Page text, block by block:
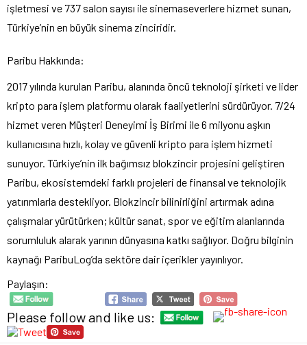
işletmesi ve 737 salon sayısı ile sinemaseverlere hizmet sunan,
Türkiye’nin en büyük sinema zinciridir.
Paribu Hakkında:
2017 yılında kurulan Paribu, alanında öncü teknoloji şirketi ve lider
kripto para işlem platformu olarak faaliyetlerini sürdürüyor. 7/24
hizmet veren Müşteri Deneyimi İş Birimi ile 6 milyonu aşkın
kullanıcısına hızlı, kolay ve güvenli kripto para işlem hizmeti
sunuyor. Türkiye’nin ilk bağımsız blokzincir projesini geliştiren
Paribu, ekosistemdeki farklı projeleri de finansal ve teknolojik
yatırımlarla destekliyor. Blokzincir bilinirliğini artırmak adına
çalışmalar yürütürken; kültür sanat, spor ve eğitim alanlarında
sorumluluk alarak yarının dünyasına katkı sağlıyor. Doğru bilginin
kaynağı ParibuLog’da sektöre dair içerikler yayınlıyor.
Paylaşın:
Please follow and like us: